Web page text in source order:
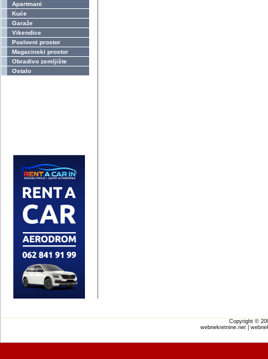
Apartmani
Kuće
Garaže
Vikendice
Poslovni prostor
Magacinski prostor
Obradivo zemljište
Ostalo
Copyright ©
webnekretnine.net |